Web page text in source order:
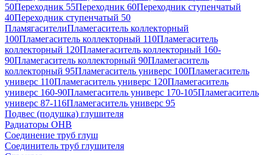
50Переходник 55Переходник 60Переходник ступенчатый
40Переходник ступенчатый 50
ПламягасителиПламегаситель коллекторный
100Пламегаситель коллекторный 110Пламегаситель
коллекторный 120Пламегаситель коллекторный 160-
90Пламегаситель коллекторный 90Пламегаситель
коллекторный 95Пламегаситель универс 100Пламегаситель
универс 110Пламегаситель универс 120Пламегаситель
универс 160-90Пламегаситель универс 170-105Пламегаситель
универс 87-116Пламегаситель универс 95
Подвес (подушка) глушителя
Радиаторы ОНВ
Соединение труб глуш
Соединитель труб глушителя